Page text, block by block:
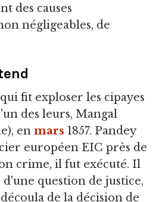
des causes
négligeables, de
fit exploser les cipayes
des leurs, Mangal
en mars 1857. Pandey
européen EIC près de
crime, il fut exécuté. Il
d'une question de justice,
de la décision de